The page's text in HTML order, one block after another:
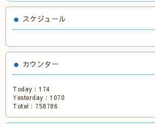
スケジュール
カウンター
Today : 174
Yesterday : 1070
Total : 758786